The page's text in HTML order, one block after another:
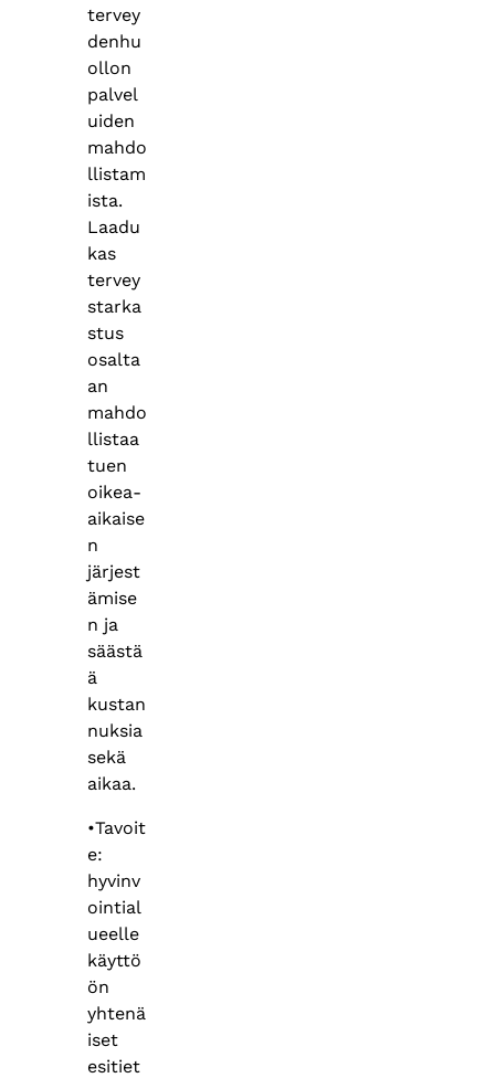
tervey
denhu
ollon
palvel
uiden
mahdo
llistam
ista.
Laadu
kas
tervey
starka
stus
osalta
an
mahdo
llistaa
tuen
oikea-
aikaise
n
järjest
ämise
n ja
säästä
ä
kustan
nuksia
sekä
aikaa.
•Tavoit
e:
hyvinv
ointial
ueelle
käyttö
ön
yhtenä
iset
esitiet